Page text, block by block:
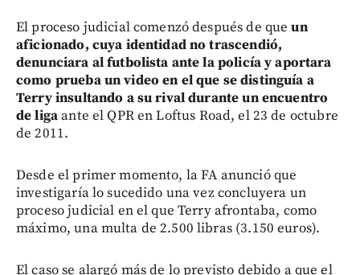
El proceso judicial comenzó después de queun
aficionado, cuya identidad no trascendió,
denunciara al futbolista ante la policía y aportara
como prueba un video en el que se distinguía a
Terry insultando a su rival durante un encuentro
de ligaante el QPR en Loftus Road, el 23 de octubre
de 2011.
Desde el primer momento, la FA anunció que
investigaría lo sucedido una vez concluyera un
proceso judicial en el que Terry afrontaba, como
máximo, una multa de 2.500 libras (3.150 euros).
El caso se alargó más de lo previsto debido a que el